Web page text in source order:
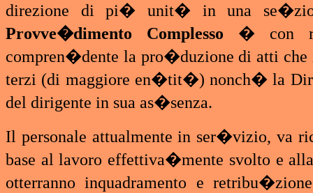
direzione di pi� unit� in una
Provve�dimento Complesso � con
compren�dente la pro�duzione di atti
terzi (di maggiore en�tit�) nonch� la
del dirigente in sua as�senza.
Il personale attualmente in ser�vizio, va
base al lavoro effettiva�mente svolto e
otterranno inquadramento e